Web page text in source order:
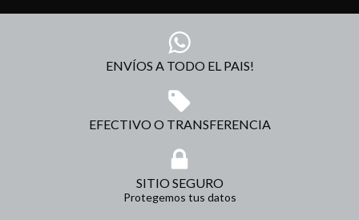
ENVÍOS A TODO EL PAIS!
EFECTIVO O TRANSFERENCIA
SITIO SEGURO
Protegemos tus datos